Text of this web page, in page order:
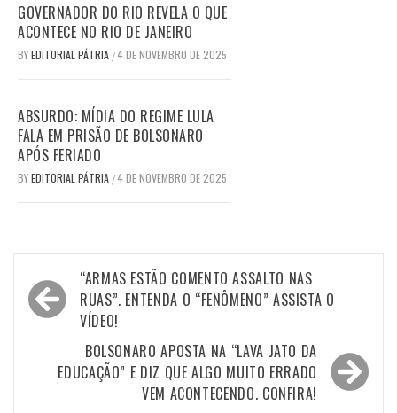
GOVERNADOR DO RIO REVELA O QUE
ACONTECE NO RIO DE JANEIRO
BYEDITORIAL PÁTRIA /4 DE NOVEMBRO DE 2025
ABSURDO: MÍDIA DO REGIME LULA
FALA EM PRISÃO DE BOLSONARO
APÓS FERIADO
BYEDITORIAL PÁTRIA /4 DE NOVEMBRO DE 2025
Navegação
de
“ARMAS ESTÃO COMENTO ASSALTO NAS
RUAS”. ENTENDA O “FENÔMENO” ASSISTA O
VÍDEO!
BOLSONARO APOSTA NA “LAVA JATO DA
EDUCAÇÃO” E DIZ QUE ALGO MUITO ERRADO
VEM ACONTECENDO. CONFIRA!